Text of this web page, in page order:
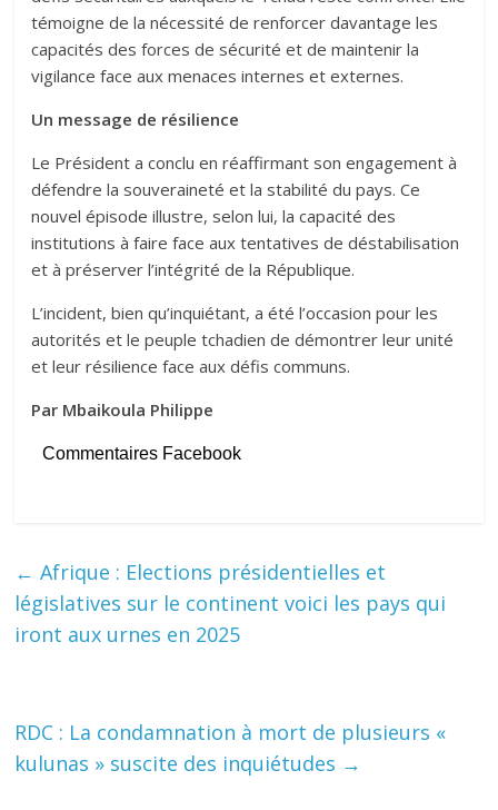
témoigne de la nécessité de renforcer davantage les
capacités des forces de sécurité et de maintenir la
vigilance face aux menaces internes et externes.
Un message de résilience
Le Président a conclu en réaffirmant son engagement à
défendre la souveraineté et la stabilité du pays. Ce
nouvel épisode illustre, selon lui, la capacité des
institutions à faire face aux tentatives de déstabilisation
et à préserver l’intégrité de la République.
L’incident, bien qu’inquiétant, a été l’occasion pour les
autorités et le peuple tchadien de démontrer leur unité
et leur résilience face aux défis communs.
Par Mbaikoula Philippe
Commentaires Facebook
← Afrique : Elections présidentielles et
législatives sur le continent voici les pays qui
iront aux urnes en 2025
RDC : La condamnation à mort de plusieurs «
kulunas » suscite des inquiétudes →